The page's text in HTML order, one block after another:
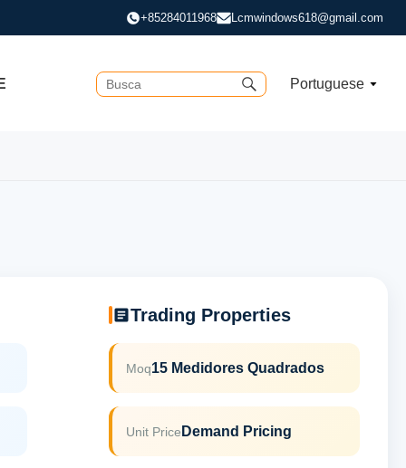
+85284011968 Lcmwindows618@gmail.com
Portuguese
Trading Properties
Moq15 Medidores Quadrados
Unit Price Demand Pricing